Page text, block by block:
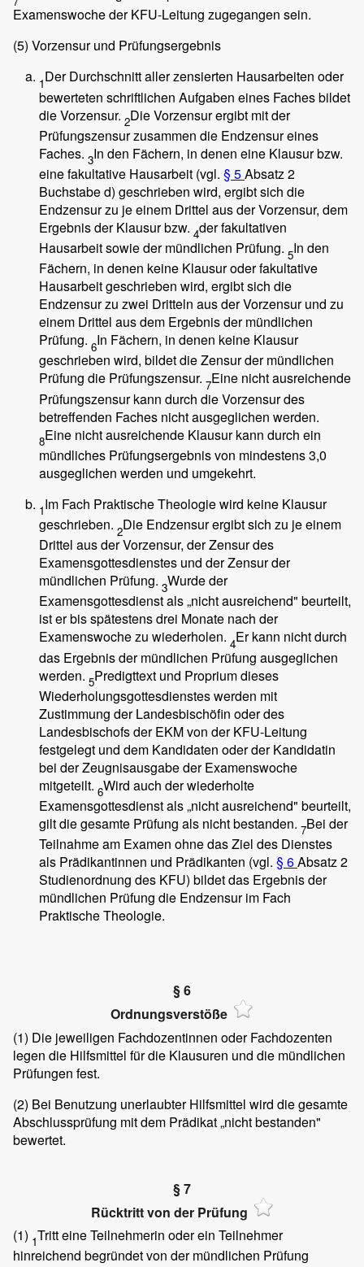
Examenswoche der KFU-Leitung zugegangen sein.
(5) Vorzensur und Prüfungsergebnis
1Der Durchschnitt aller zensierten Hausarbeiten oder
bewerteten schriftlichen Aufgaben eines Faches bildet
die Vorzensur. 2Die Vorzensur ergibt mit der
Prüfungszensur zusammen die Endzensur eines
Faches. 3In den Fächern, in denen eine Klausur bzw.
eine fakultative Hausarbeit (vgl. § 5Absatz 2
Buchstabe d) geschrieben wird, ergibt sich die
Endzensur zu je einem Drittel aus der Vorzensur, dem
Ergebnis der Klausur bzw. 4der fakultativen
Hausarbeit sowie der mündlichen Prüfung. 5In den
Fächern, in denen keine Klausur oder fakultative
Hausarbeit geschrieben wird, ergibt sich die
Endzensur zu zwei Dritteln aus der Vorzensur und zu
einem Drittel aus dem Ergebnis der mündlichen
Prüfung. 6In Fächern, in denen keine Klausur
geschrieben wird, bildet die Zensur der mündlichen
Prüfung die Prüfungszensur. 7Eine nicht ausreichende
Prüfungszensur kann durch die Vorzensur des
betreffenden Faches nicht ausgeglichen werden.
8Eine nicht ausreichende Klausur kann durch ein
mündliches Prüfungsergebnis von mindestens 3,0
ausgeglichen werden und umgekehrt.
1Im Fach Praktische Theologie wird keine Klausur
geschrieben. 2Die Endzensur ergibt sich zu je einem
Drittel aus der Vorzensur, der Zensur des
Examensgottesdienstes und der Zensur der
mündlichen Prüfung. 3Wurde der
Examensgottesdienst als „nicht ausreichend" beurteilt,
ist er bis spätestens drei Monate nach der
Examenswoche zu wiederholen. 4Er kann nicht durch
das Ergebnis der mündlichen Prüfung ausgeglichen
werden. 5Predigttext und Proprium dieses
Wiederholungsgottesdienstes werden mit
Zustimmung der Landesbischöfin oder des
Landesbischofs der EKM von der KFU-Leitung
festgelegt und dem Kandidaten oder der Kandidatin
bei der Zeugnisausgabe der Examenswoche
mitgeteilt. 6Wird auch der wiederholte
Examensgottesdienst als „nicht ausreichend" beurteilt,
gilt die gesamte Prüfung als nicht bestanden. 7Bei der
Teilnahme am Examen ohne das Ziel des Dienstes
als Prädikantinnen und Prädikanten (vgl. § 6Absatz 2
Studienordnung des KFU) bildet das Ergebnis der
mündlichen Prüfung die Endzensur im Fach
Praktische Theologie.
§ 6
Ordnungsverstöße
(1) Die jeweiligen Fachdozentinnen oder Fachdozenten
legen die Hilfsmittel für die Klausuren und die mündlichen
Prüfungen fest.
(2) Bei Benutzung unerlaubter Hilfsmittel wird die gesamte
Abschlussprüfung mit dem Prädikat „nicht bestanden"
bewertet.
§ 7
Rücktritt von der Prüfung
(1) 1Tritt eine Teilnehmerin oder ein Teilnehmer
hinreichend begründet von der mündlichen Prüfung